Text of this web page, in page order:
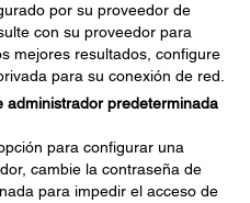
por su proveedor de
con su proveedor para
mejores resultados, configure
para su conexión de red.
administrador predeterminada
para configurar una
cambie la contraseña de
para impedir el acceso de